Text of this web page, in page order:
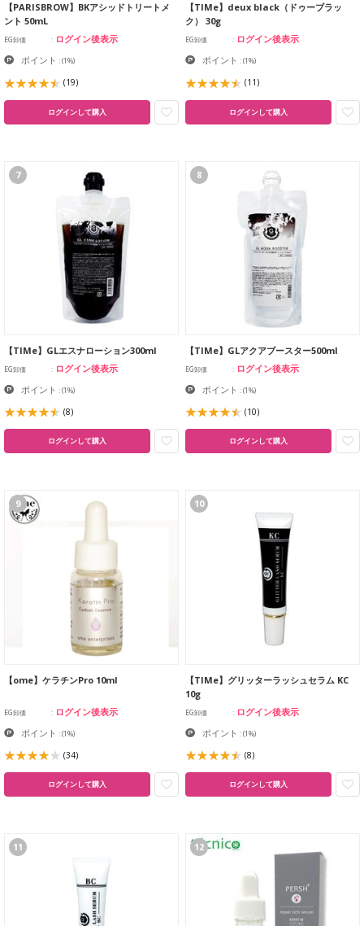
【PARISBROW】BKアシッドトリートメ
ント 50mL
EG卸価 ログイン後表示
ポイント :(1%)
(19)
ログインして購入
【TIMe】deux black（ドゥーブラッ
ク） 30g
EG卸価 ログイン後表示
ポイント :(1%)
(11)
ログインして購入
7
【TIMe】GLエスナローション300ml
EG卸価 ログイン後表示
ポイント :(1%)
(8)
ログインして購入
8
【TIMe】GLアクアブースター500ml
EG卸価 ログイン後表示
ポイント :(1%)
(10)
ログインして購入
9
【ome】ケラチンPro 10ml
EG卸価 ログイン後表示
ポイント :(1%)
(34)
ログインして購入
10
【TIMe】グリッターラッシュセラム KC
10g
EG卸価 ログイン後表示
ポイント :(1%)
(8)
ログインして購入
11 12